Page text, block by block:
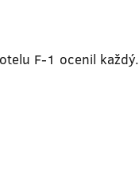
F-1 ocenil každý.